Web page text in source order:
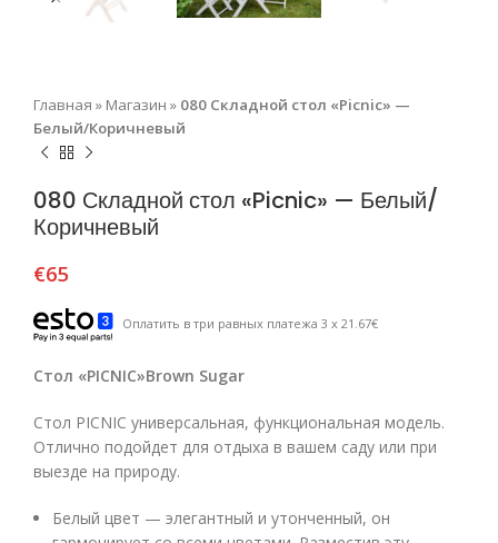
Главная » Магазин » 080 Складной стол «Picnic» —
Белый/Коричневый
080 Складной стол «Picnic» — Белый/
Коричневый
€65
Оплатить в три равных платежа 3 x 21.67€
Стол «PICNIC»Brown Sugar
Стол PICNIC универсальная, функциональная модель.
Отлично подойдет для отдыха в вашем саду или при
выезде на природу.
Белый цвет — элегантный и утонченный, он